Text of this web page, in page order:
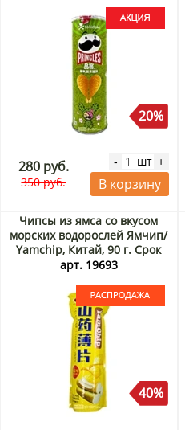
20%
280 руб.
350 руб.
- шт +
В корзину
Чипсы из ямса со вкусом
морских водорослей Ямчип/
Yamchip, Китай, 90 г. Срок
до 10.09.2026. Распродажа
арт. 19693
40%